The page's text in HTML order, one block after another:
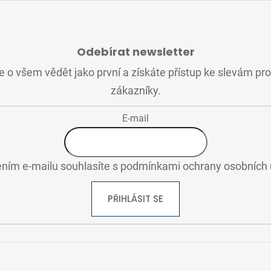
Odebírat newsletter
o všem vědět jako první a získáte přístup ke slevám
zákazníky.
E-mail
e-mailu souhlasíte s podmínkami ochrany osobních
PŘIHLÁSIT SE